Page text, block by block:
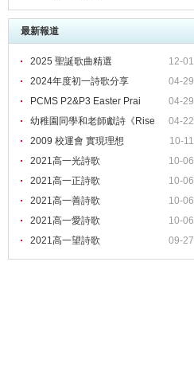
最新報道
12-01
2025 聖誕歌曲精選
04-29
2024年度初一詩歌分享
04-29
PCMS P2&P3 Easter Prai
04-22
幼稚園同學和老師獻詩《Rise
10-11
2009 校運會 實現理想
10-06
2021高一光詩歌
10-06
2021高一正詩歌
10-06
2021高一善詩歌
10-06
2021高一愛詩歌
09-27
2021高一望詩歌